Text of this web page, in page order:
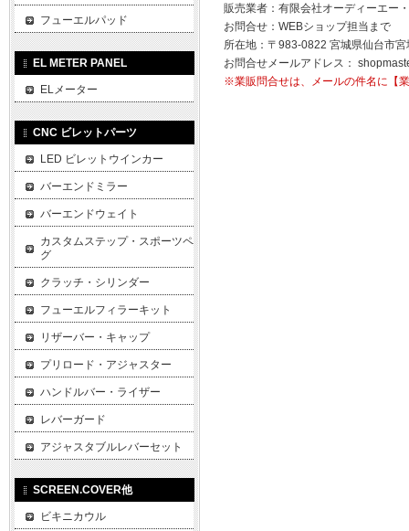
販売業者：有限会社オーディーエー
お問合せ：WEBショップ担当まで
所在地：〒983-0822 宮城県仙台市
お問合せメールアドレス：
※業販問合せは、メールの件名に【
フューエルパッド
EL METER PANEL
ELメーター
CNC ビレットパーツ
LED ビレットウインカー
バーエンドミラー
バーエンドウェイト
カスタムステップ・スポーツペ
グ
クラッチ・シリンダー
フューエルフィラーキット
リザーバー・キャップ
プリロード・アジャスター
ハンドルバー・ライザー
レバーガード
アジャスタブルレバーセット
SCREEN.COVER他
ビキニカウル